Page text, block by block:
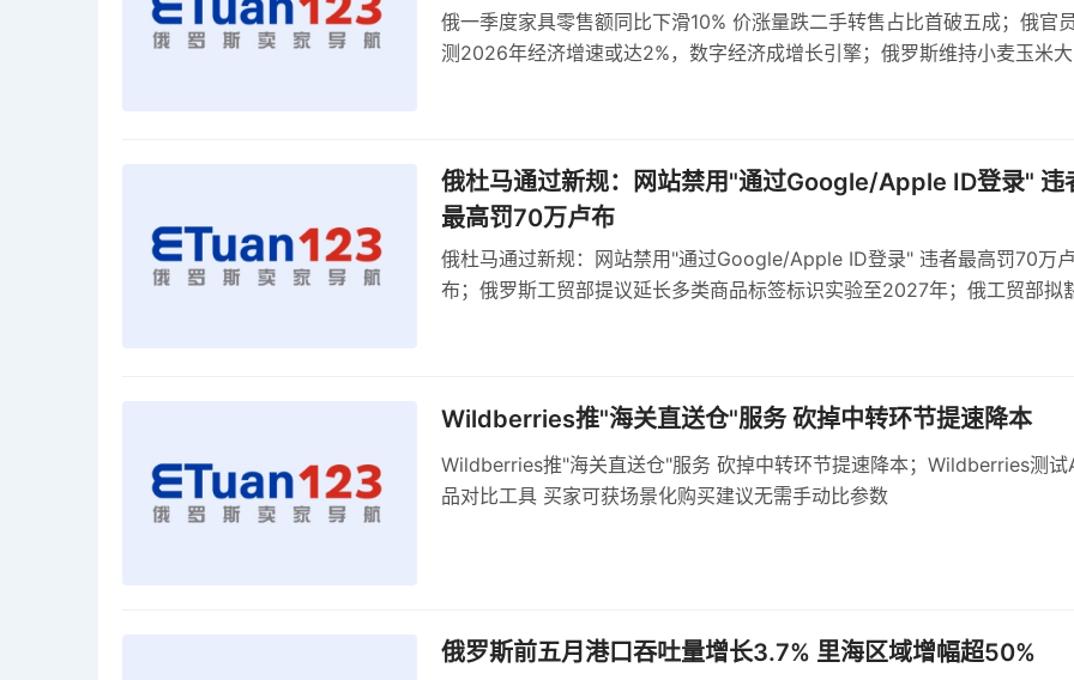
俄一季度家具零售额同比下滑10% 价涨量跌二手转售占比首破五成；俄官
测2026年经济增速或达2%，数字经济成增长引擎；俄罗斯维持小麦玉米大
俄杜马通过新规：网站禁用"通过Google/Apple ID登录" 违
最高罚70万卢布
俄杜马通过新规：网站禁用"通过Google/Apple ID登录" 违者最高罚70万卢
布；俄罗斯工贸部提议延长多类商品标签标识实验至2027年；俄工贸部拟
Wildberries推"海关直送仓"服务 砍掉中转环节提速降本
Wildberries推"海关直送仓"服务 砍掉中转环节提速降本；Wildberries测试
品对比工具 买家可获场景化购买建议无需手动比参数
俄罗斯前五月港口吞吐量增长3.7% 里海区域增幅超50%